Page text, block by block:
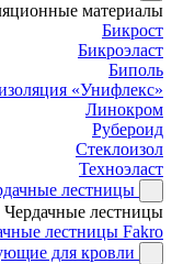
материалы
Бикрост
Бикроэласт
Биполь
«Унифлекс»
Линокром
Рубероид
Стеклоизол
Техноэласт
лестницы
Чердачные лестницы
лестницы Fakro
для кровли